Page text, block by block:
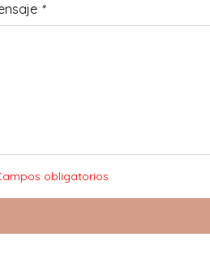
*
obligatorios